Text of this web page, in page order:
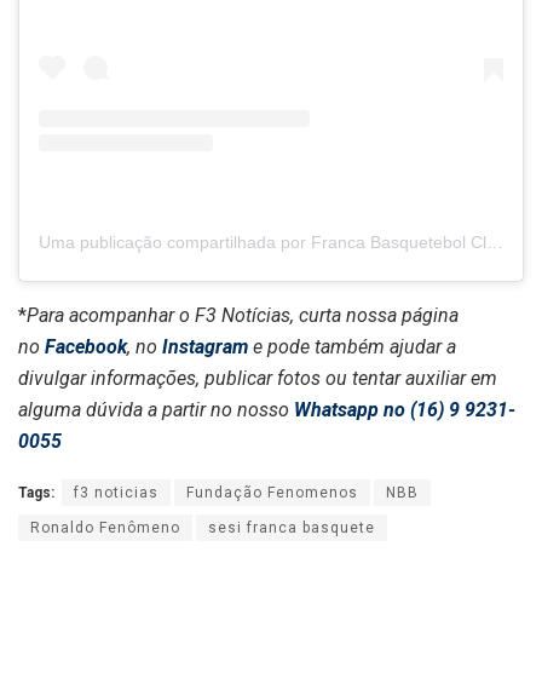
*Para acompanhar o F3 Notícias, curta nossa página
no Facebook, no Instagram e pode também ajudar a
divulgar informações, publicar fotos ou tentar auxiliar em
alguma dúvida a partir no nosso Whatsapp no (16) 9 9231-
0055
Tags: f3 noticias Fundação Fenomenos NBB
Ronaldo Fenômeno sesi franca basquete